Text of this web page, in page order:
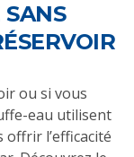
ou si vous
eau utilisent
l’efficacité